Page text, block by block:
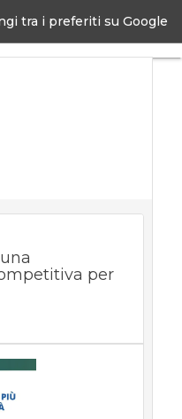
tra i preferiti su Google
per